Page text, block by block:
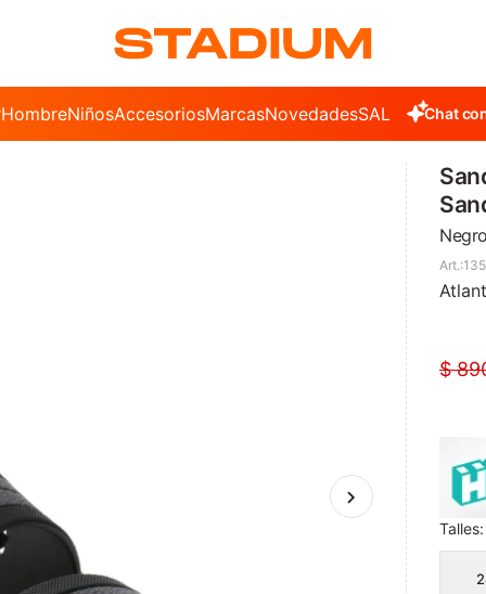
HombreNiñosAccesoriosMarcasNovedadesSALE Chat
$
Talles: